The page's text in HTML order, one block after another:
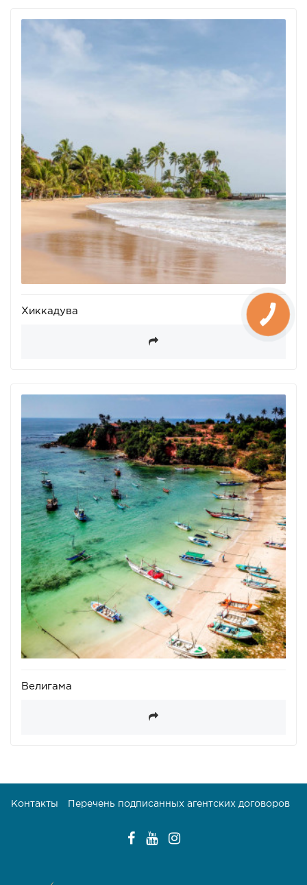
Хиккадува
Велигама
Контакты Перечень подписанных агентских договоров